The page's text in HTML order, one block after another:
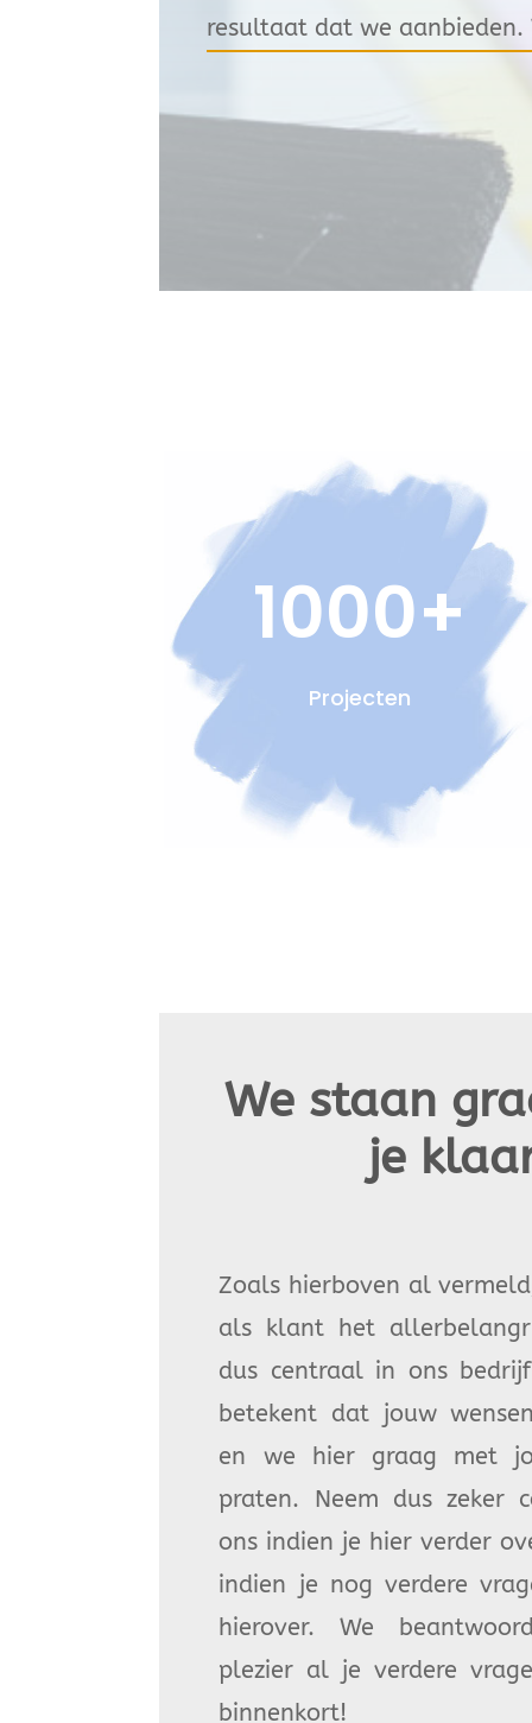
resultaat dat we aanbieden.
1000+
Projecten
We staan
je
Zoals hierboven al
als klant het
dus centraal in ons
betekent dat jouw
en we hier graag met
praten. Neem dus zeker
ons indien je hier verder
indien je nog verdere
hierover. We
plezier al je verdere
binnenkort!